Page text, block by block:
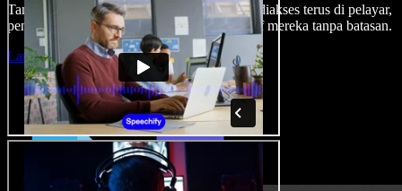
Tanpa keluk pembelajaran dan semua boleh diakses terus di pelayar,
pencipta boleh realisasikan segala idea kreatif mereka tanpa batasan.
Lancarkan Studio